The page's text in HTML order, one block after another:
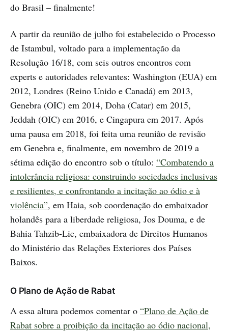
do Brasil – finalmente!
A partir da reunião de julho foi estabelecido o Processo
de Istambul, voltado para a implementação da
Resolução 16/18, com seis outros encontros com
experts e autoridades relevantes: Washington (EUA) em
2012, Londres (Reino Unido e Canadá) em 2013,
Genebra (OIC) em 2014, Doha (Catar) em 2015,
Jeddah (OIC) em 2016, e Cingapura em 2017. Após
uma pausa em 2018, foi feita uma reunião de revisão
em Genebra e, finalmente, em novembro de 2019 a
sétima edição do encontro sob o título: “Combatendo a
intolerância religiosa: construindo sociedades inclusivas
e resilientes, e confrontando a incitação ao ódio e à
violência”, em Haia, sob coordenação do embaixador
holandês para a liberdade religiosa, Jos Douma, e de
Bahia Tahzib-Lie, embaixadora de Direitos Humanos
do Ministério das Relações Exteriores dos Países
Baixos.
O Plano de Ação de Rabat
A essa altura podemos comentar o “Plano de Ação de
Rabat sobre a proibição da incitação ao ódio nacional,